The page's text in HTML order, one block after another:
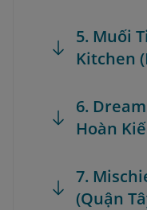
5. Muối
Kitchen
6.
Hoàn
7.
(Quận